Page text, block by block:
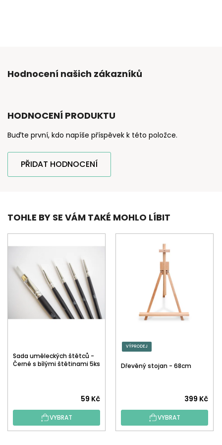
Hodnocení našich zákazníků
HODNOCENÍ PRODUKTU
Buďte první, kdo napíše příspěvek k této položce.
PŘIDAT HODNOCENÍ
TOHLE BY SE VÁM TAKÉ MOHLO LÍBIT
Sada uměleckých štětců -
Černé s bílými štětinami 5ks
59 Kč
VYBRAT
VÝPRODEJ
Dřevěný stojan - 68cm
399 Kč
VYBRAT